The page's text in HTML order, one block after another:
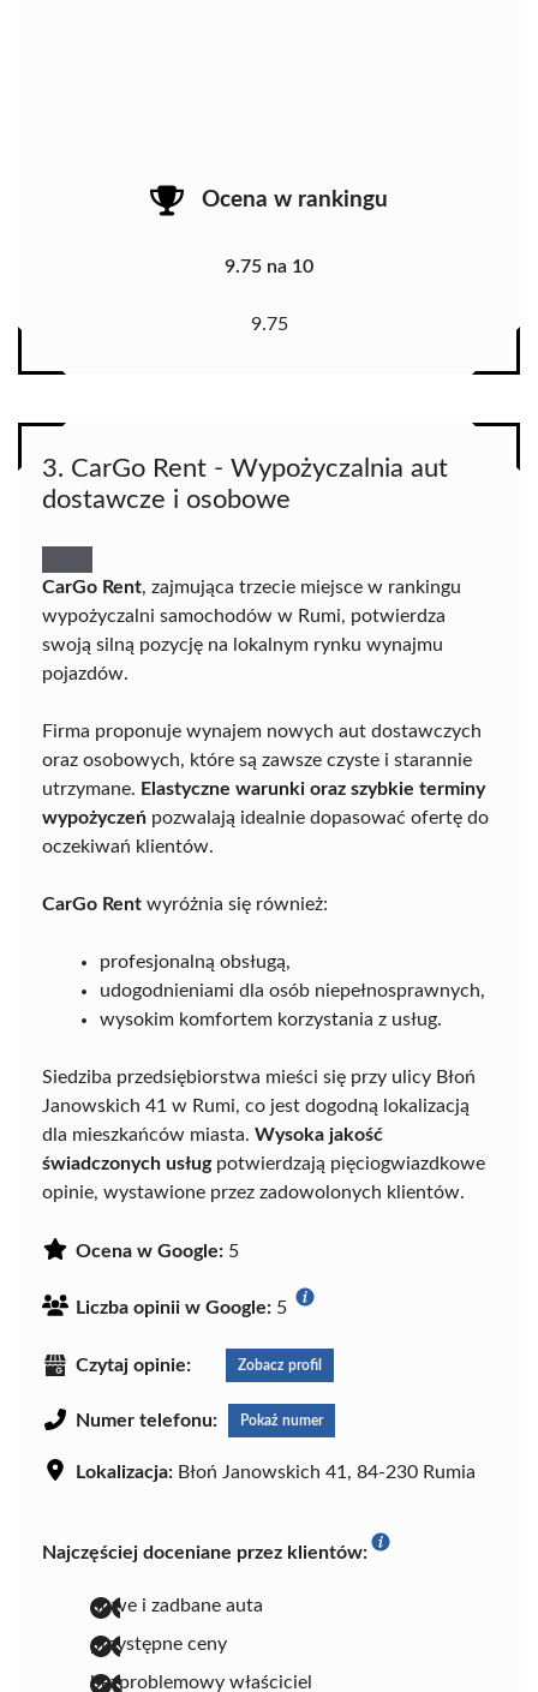
Ocena w rankingu
9.75 na 10
9.75
3. CarGo Rent - Wypożyczalnia aut
dostawcze i osobowe
CarGo Rent, zajmująca trzecie miejsce w rankingu
wypożyczalni samochodów w Rumi, potwierdza
swoją silną pozycję na lokalnym rynku wynajmu
pojazdów.
Firma proponuje wynajem nowych aut dostawczych
oraz osobowych, które są zawsze czyste i starannie
utrzymane. Elastyczne warunki oraz szybkie terminy
wypożyczeń pozwalają idealnie dopasować ofertę do
oczekiwań klientów.
CarGo Rent wyróżnia się również:
profesjonalną obsługą,
udogodnieniami dla osób niepełnosprawnych,
wysokim komfortem korzystania z usług.
Siedziba przedsiębiorstwa mieści się przy ulicy Błoń
Janowskich 41 w Rumi, co jest dogodną lokalizacją
dla mieszkańców miasta. Wysoka jakość
świadczonych usługpotwierdzają pięciogwiazdkowe
opinie, wystawione przez zadowolonych klientów.
Ocena w Google: 5
Liczba opinii w Google: 5
Czytaj opinie: Zobacz profil
Numer telefonu: Pokaż numer
Lokalizacja: Błoń Janowskich 41, 84-230 Rumia
Najczęściej doceniane przez klientów:
nowe i zadbane auta
przystępne ceny
bezproblemowy właściciel